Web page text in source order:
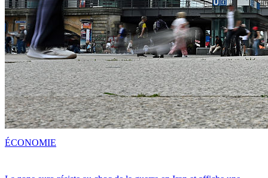
ÉCONOMIE